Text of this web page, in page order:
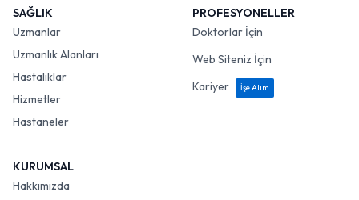
SAĞLIK
Uzmanlar
Uzmanlık Alanları
Hastalıklar
Hizmetler
Hastaneler
PROFESYONELLER
Doktorlar İçin
Web Siteniz İçin
Kariyer
İşe Alım
KURUMSAL
Hakkımızda